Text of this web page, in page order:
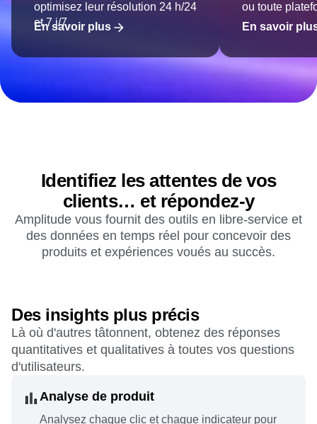
optimisez leur résolution 24 h/24
et 7 j/7.
En savoir plus
ou toute
En savoir
Identifiez les attentes de vos
clients… et répondez-y
Amplitude vous fournit des outils en libre-service et
des données en temps réel pour concevoir des
produits et expériences voués au succès.
Des insights plus précis
Là où d'autres tâtonnent, obtenez des réponses
quantitatives et qualitatives à toutes vos questions
d'utilisateurs.
Analyse de produit
Analysez chaque clic et chaque indicateur pour